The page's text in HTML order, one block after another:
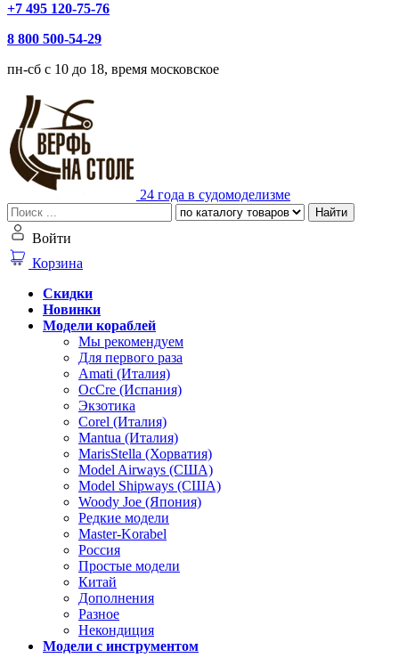
+7 495 120-75-76
8 800 500-54-29
пн-сб с 10 до 18, время московское
24 года в судомоделизме
Найти
Войти
Корзина
Скидки
Новинки
Модели кораблей
Мы рекомендуем
Для первого раза
Amati (Италия)
OcCre (Испания)
Экзотика
Corel (Италия)
Mantua (Италия)
MarisStella (Хорватия)
Model Airways (США)
Model Shipways (США)
Woody Joe (Япония)
Редкие модели
Master-Korabel
Россия
Простые модели
Китай
Дополнения
Разное
Некондиция
Модели с инструментом